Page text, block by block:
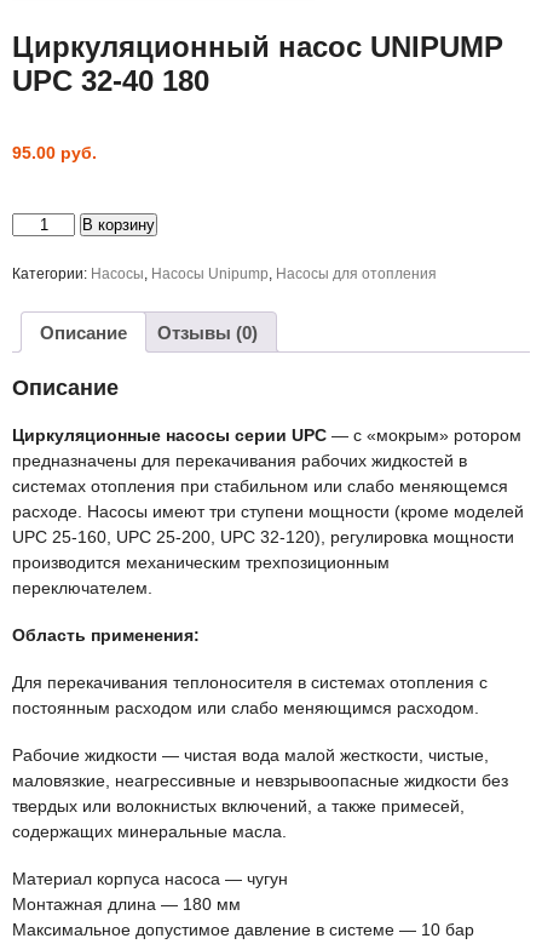
Циркуляционный насос UNIPUMP
UPC 32-40 180
95.00 руб.
Количество
товара
насос
180
В корзину
Категории: Насосы, Насосы Unipump, Насосы для отопления
Описание Отзывы (0)
Описание
Циркуляционные насосы серии UPC — с «мокрым» ротором
предназначены для перекачивания рабочих жидкостей в
системах отопления при стабильном или слабо меняющемся
расходе. Насосы имеют три ступени мощности (кроме моделей
UPC 25-160, UPC 25-200, UPC 32-120), регулировка мощности
производится механическим трехпозиционным
переключателем.
Область применения:
Для перекачивания теплоносителя в системах отопления с
постоянным расходом или слабо меняющимся расходом.
Рабочие жидкости — чистая вода малой жесткости, чистые,
маловязкие, неагрессивные и невзрывоопасные жидкости без
твердых или волокнистых включений, а также примесей,
содержащих минеральные масла.
Материал корпуса насоса — чугун
Монтажная длина — 180 мм
Максимальное допустимое давление в системе — 10 бар